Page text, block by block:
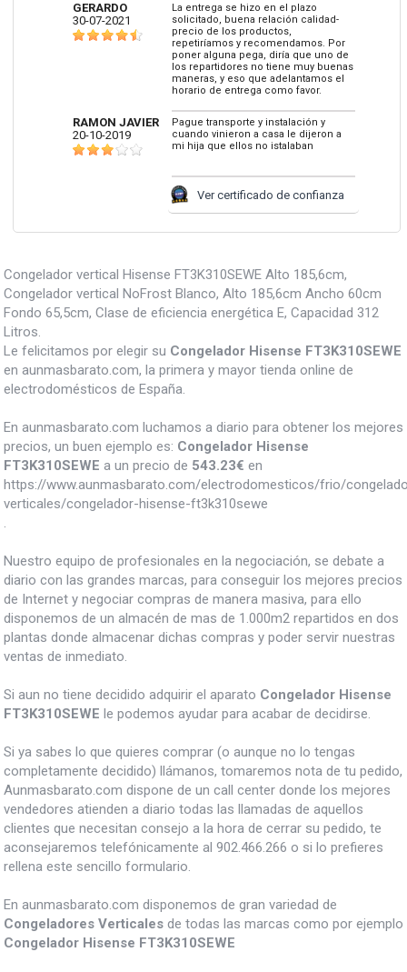
GERARDO
30-07-2021
La entrega se hizo en el plazo
solicitado, buena relación calidad-
precio de los productos,
repetiríamos y recomendamos. Por
poner alguna pega, diría que uno de
los repartidores no tiene muy buenas
maneras, y eso que adelantamos el
horario de entrega como favor.
RAMON JAVIER
20-10-2019
Pague transporte y instalación y
cuando vinieron a casa le dijeron a
mi hija que ellos no istalaban
Ver certificado de confianza
Congelador vertical Hisense FT3K310SEWE Alto 185,6cm,
Congelador vertical NoFrost Blanco, Alto 185,6cm Ancho 60cm
Fondo 65,5cm, Clase de eficiencia energética E, Capacidad 312
Litros.
Le felicitamos por elegir su Congelador Hisense FT3K310SEWE
en aunmasbarato.com, la primera y mayor tienda online de
electrodomésticos de España.
En aunmasbarato.com luchamos a diario para obtener los mejores
precios, un buen ejemplo es: Congelador Hisense
FT3K310SEWE a un precio de 543.23€ en
https://www.aunmasbarato.com/electrodomesticos/frio/
verticales/congelador-hisense-ft3k310sewe
.
Nuestro equipo de profesionales en la negociación, se debate a
diario con las grandes marcas, para conseguir los mejores precios
de Internet y negociar compras de manera masiva, para ello
disponemos de un almacén de mas de 1.000m2 repartidos en dos
plantas donde almacenar dichas compras y poder servir nuestras
ventas de inmediato.
Si aun no tiene decidido adquirir el aparato Congelador Hisense
FT3K310SEWE le podemos ayudar para acabar de decidirse.
Si ya sabes lo que quieres comprar (o aunque no lo tengas
completamente decidido) llámanos, tomaremos nota de tu pedido,
Aunmasbarato.com dispone de un call center donde los mejores
vendedores atienden a diario todas las llamadas de aquellos
clientes que necesitan consejo a la hora de cerrar su pedido, te
aconsejaremos telefónicamente al 902.466.266 o si lo prefieres
rellena este sencillo formulario.
En aunmasbarato.com disponemos de gran variedad de
Congeladores Verticales de todas las marcas como por ejemplo
Congelador Hisense FT3K310SEWE